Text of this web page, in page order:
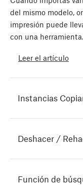
del mismo modelo,
impresión puede
con una
Leer el artículo
Instancias
Deshacer /
Función de